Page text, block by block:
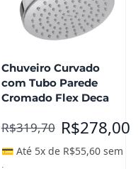
Chuveiro Curvado
com Tubo Parede
Cromado Flex Deca
R$319,70 R$278,00
💳 Até 5x de R$55,60sem